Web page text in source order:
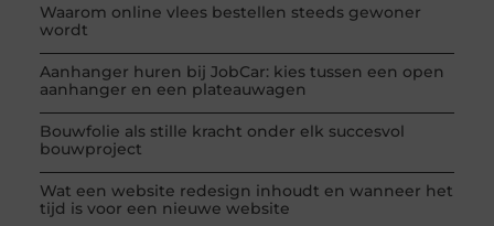
Waarom online vlees bestellen steeds gewoner
wordt
Aanhanger huren bij JobCar: kies tussen een open
aanhanger en een plateauwagen
Bouwfolie als stille kracht onder elk succesvol
bouwproject
Wat een website redesign inhoudt en wanneer het
tijd is voor een nieuwe website